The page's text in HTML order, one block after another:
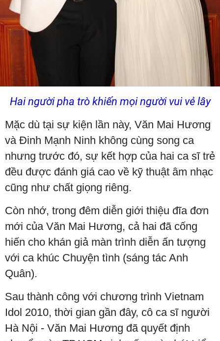
Hai người pha trò khiến mọi người vui vẻ lây
Mặc dù tại sự kiện lần này, Văn Mai Hương
và Đinh Mạnh Ninh không cùng song ca
nhưng trước đó, sự kết hợp của hai ca sĩ trẻ
đều được đánh giá cao về kỹ thuật âm nhạc
cũng như chất giọng riêng.
Còn nhớ, trong đêm diễn giới thiệu đĩa đơn
mới của Văn Mai Hương, cả hai đã cống
hiến cho khán giả màn trình diễn ấn tượng
với ca khúc Chuyện tình (sáng tác Anh
Quân).
Sau thành công với chương trình Vietnam
Idol 2010, thời gian gần đây, cô ca sĩ người
Hà Nội - Văn Mai Hương đã quyết định